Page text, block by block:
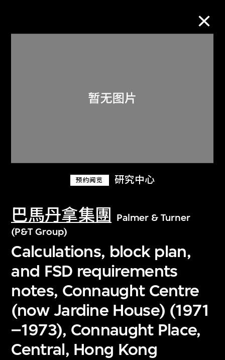
预约阅览 研究中心
巴馬丹拿集團
Palmer & Turner
(P&T Group)
Calculations, block plan,
and FSD requirements
notes, Connaught Centre
(now Jardine House) (1971
–1973), Connaught Place,
Central, Hong Kong
关于M+藏品
探索世界顶级的二十及二十一世纪视觉
文化藏品。